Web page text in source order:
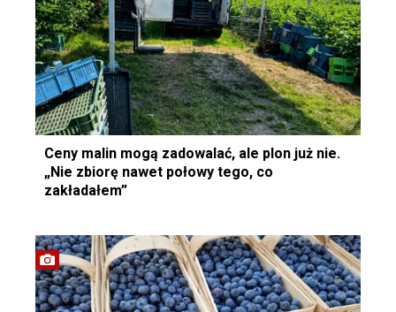
Ceny malin mogą zadowalać, ale plon już nie.
„Nie zbiorę nawet połowy tego, co
zakładałem”